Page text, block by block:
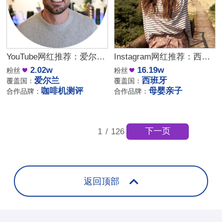
YouTube网红推荐：爱尔兰咖啡设备测评博主
粉丝 2.02w
覆盖国： 爱尔兰
合作品牌： 咖啡机测评
Instagram网红推荐：西班牙母婴亲子家庭博主，出海品牌合作推荐
粉丝 16.19w
覆盖国： 西班牙
合作品牌：母婴亲子
1 / 126 下一页
返回顶部